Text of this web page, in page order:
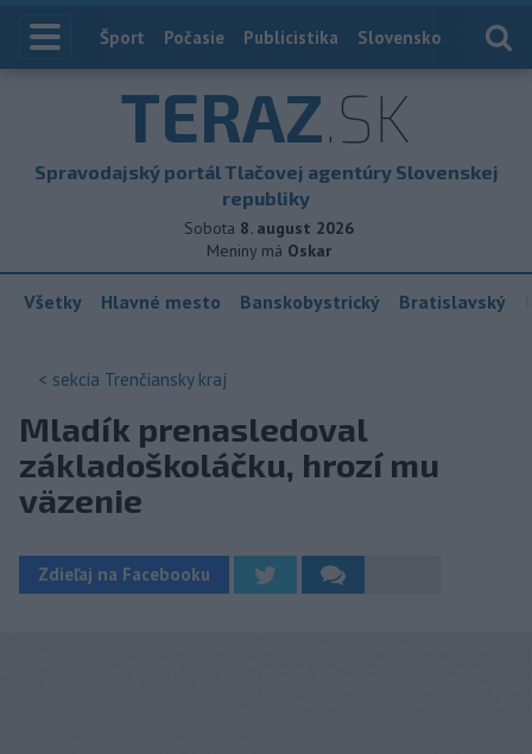
Index
Šport Počasie Publicistika Slovensko
TERAZ.SK
Spravodajský portál Tlačovej agentúry Slovenskej
republiky
Sobota 8. august 2026
Meniny má Oskar
Všetky Hlavné mesto Banskobystrický Bratislavský
< sekcia Trenčiansky kraj
Mladík prenasledoval
základoškoláčku, hrozí mu
väzenie
Zdieľaj na Facebooku